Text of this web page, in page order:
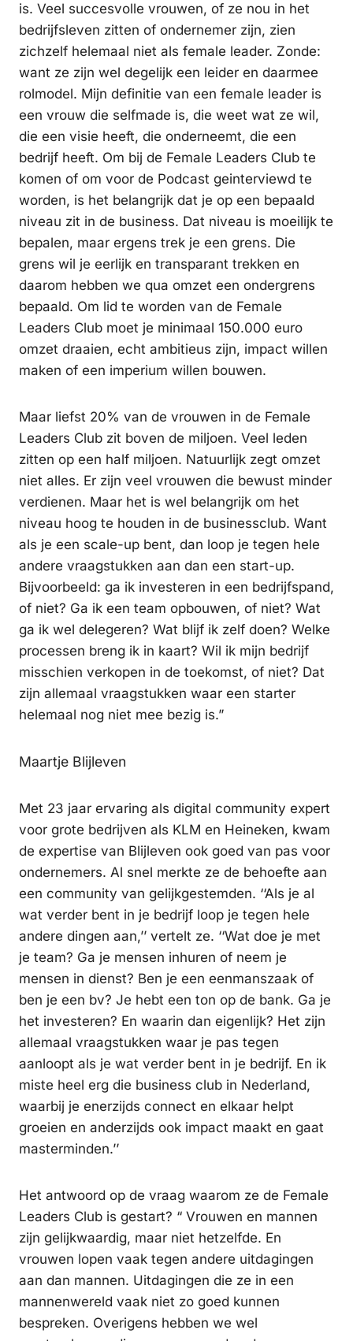
is. Veel succesvolle vrouwen, of ze nou in het
bedrijfsleven zitten of ondernemer zijn, zien
zichzelf helemaal niet als female leader. Zonde:
want ze zijn wel degelijk een leider en daarmee
rolmodel. Mijn definitie van een female leader is
een vrouw die selfmade is, die weet wat ze wil,
die een visie heeft, die onderneemt, die een
bedrijf heeft. Om bij de Female Leaders Club te
komen of om voor de Podcast geinterviewd te
worden, is het belangrijk dat je op een bepaald
niveau zit in de business. Dat niveau is moeilijk te
bepalen, maar ergens trek je een grens. Die
grens wil je eerlijk en transparant trekken en
daarom hebben we qua omzet een ondergrens
bepaald. Om lid te worden van de Female
Leaders Club moet je minimaal 150.000 euro
omzet draaien, echt ambitieus zijn, impact willen
maken of een imperium willen bouwen.
Maar liefst 20% van de vrouwen in de Female
Leaders Club zit boven de miljoen. Veel leden
zitten op een half miljoen. Natuurlijk zegt omzet
niet alles. Er zijn veel vrouwen die bewust minder
verdienen. Maar het is wel belangrijk om het
niveau hoog te houden in de businessclub. Want
als je een scale-up bent, dan loop je tegen hele
andere vraagstukken aan dan een start-up.
Bijvoorbeeld: ga ik investeren in een bedrijfspand,
of niet? Ga ik een team opbouwen, of niet? Wat
ga ik wel delegeren? Wat blijf ik zelf doen? Welke
processen breng ik in kaart? Wil ik mijn bedrijf
misschien verkopen in de toekomst, of niet? Dat
zijn allemaal vraagstukken waar een starter
helemaal nog niet mee bezig is.”
Maartje Blijleven
Met 23 jaar ervaring als digital community expert
voor grote bedrijven als KLM en Heineken, kwam
de expertise van Blijleven ook goed van pas voor
ondernemers. Al snel merkte ze de behoefte aan
een community van gelijkgestemden. ‘‘Als je al
wat verder bent in je bedrijf loop je tegen hele
andere dingen aan,’’ vertelt ze. ‘‘Wat doe je met
je team? Ga je mensen inhuren of neem je
mensen in dienst? Ben je een eenmanszaak of
ben je een bv? Je hebt een ton op de bank. Ga je
het investeren? En waarin dan eigenlijk? Het zijn
allemaal vraagstukken waar je pas tegen
aanloopt als je wat verder bent in je bedrijf. En ik
miste heel erg die business club in Nederland,
waarbij je enerzijds connect en elkaar helpt
groeien en anderzijds ook impact maakt en gaat
masterminden.’’
Het antwoord op de vraag waarom ze de Female
Leaders Club is gestart? “ Vrouwen en mannen
zijn gelijkwaardig, maar niet hetzelfde. En
vrouwen lopen vaak tegen andere uitdagingen
aan dan mannen. Uitdagingen die ze in een
mannenwereld vaak niet zo goed kunnen
bespreken. Overigens hebben we wel